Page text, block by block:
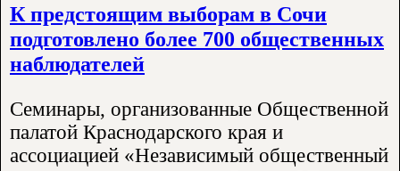
К предстоящим выборам в Сочи
подготовлено более 700 общественных
наблюдателей
Семинары, организованные Общественной
палатой Краснодарского края и
ассоциацией «Независимый общественный